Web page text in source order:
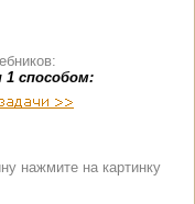
способом:
нажмите на картинку